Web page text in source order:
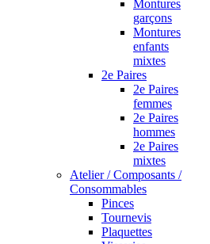
Montures
garçons
Montures
enfants
mixtes
2e Paires
2e Paires
femmes
2e Paires
hommes
2e Paires
mixtes
Atelier / Composants /
Consommables
Pinces
Tournevis
Plaquettes